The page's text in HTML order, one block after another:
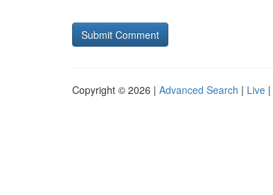
Copyright © 2026 | Advanced Search | Live |